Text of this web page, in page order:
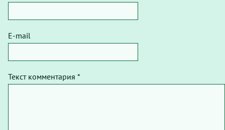
E-mail
Текст комментария *